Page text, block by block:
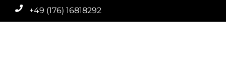
+49 (176) 16818292